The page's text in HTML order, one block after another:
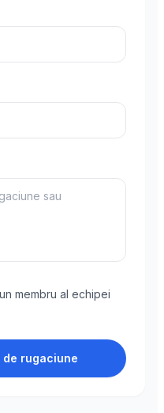
membru al echipei
rugaciune